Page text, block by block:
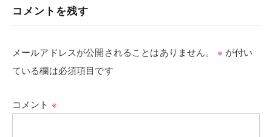
コメントを残す
メールアドレスが公開されることはありません。 ※ が付い
ている欄は必須項目です
コメント ※